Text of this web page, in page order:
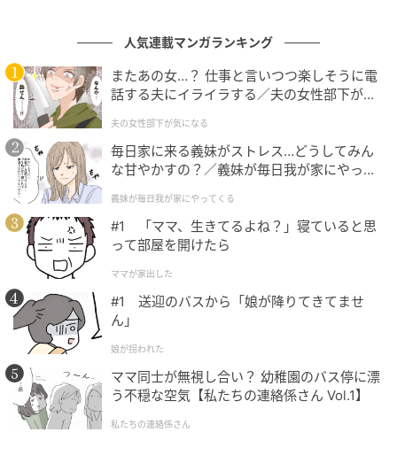
フィガロジャポン
人気連載マンガランキング
またあの女…？ 仕事と言いつつ楽しそうに電
話する夫にイライラする／夫の女性部下が気
夫の女性部下が気になる
毎日家に来る義妹がストレス…どうしてみん
な甘やかすの？／義妹が毎日我が家にやって
が】
義妹が毎日我が家にやってくる
#1 「ママ、生きてるよね？」寝ていると思
って部屋を開けたら
ママが家出した
#1 送迎のバスから「娘が降りてきてませ
ん」
娘が拐われた
ママ同士が無視し合い？ 幼稚園のバス停に漂
う不穏な空気【私たちの連絡係さん Vol.1】
私たちの連絡係さん